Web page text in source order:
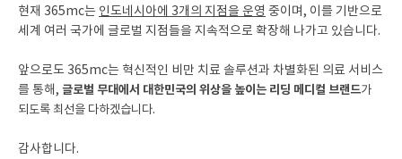
현재 365mc는 인도네시아에 3개의 지점을 운영 중이며, 이를 기반으로
세계 여러 국가에 글로벌 지점들을 지속적으로 확장해 나가고 있습니다.
앞으로도 365mc는 혁신적인 비만 치료 솔루션과 차별화된 의료 서비스
를 통해, 글로벌 무대에서 대한민국의 위상을 높이는 리딩 메디컬 브랜드가
되도록 최선을 다하겠습니다.
감사합니다.